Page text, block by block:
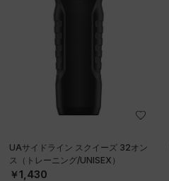
UAサイドライン スクイーズ 32オン
ス（トレーニング/UNISEX）
￥1,430